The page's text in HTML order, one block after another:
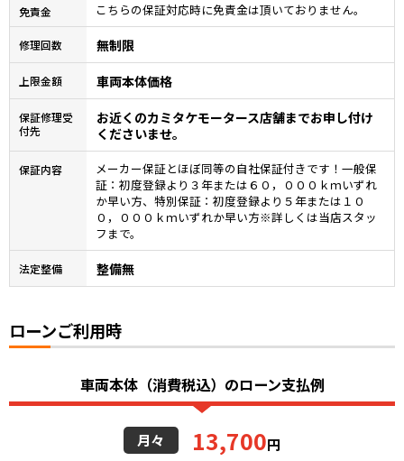
免責金 こちらの保証対応時に免責金は頂いておりません。
修理回数 無制限
上限金額 車両本体価格
保証修理受
付先
お近くのカミタケモータース店舗までお申し付け
くださいませ。
保証内容
メーカー保証とほぼ同等の自社保証付きです！一般保
証：初度登録より３年または６０，０００ｋｍいずれ
か早い方、特別保証：初度登録より５年または１０
０，０００ｋｍいずれか早い方※詳しくは当店スタッ
フまで。
法定整備 整備無
ローンご利用時
車両本体（消費税込）のローン支払例
月々 13,700円